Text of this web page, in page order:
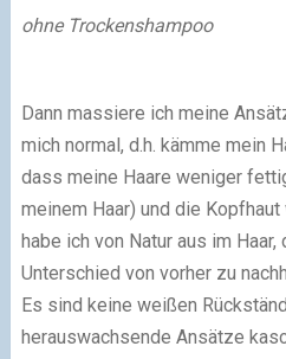
ohne Trockenshampoo
Dann massiere ich meine
mich normal, d.h. kämme mein
dass meine Haare weniger
meinem Haar) und die
habe ich von Natur aus im
Unterschied von vorher zu
Es sind keine weißen
herauswachsende Ansätze